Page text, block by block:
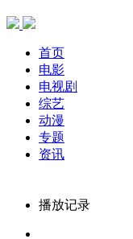
首页
电影
电视剧
综艺
动漫
专题
资讯
播放记录